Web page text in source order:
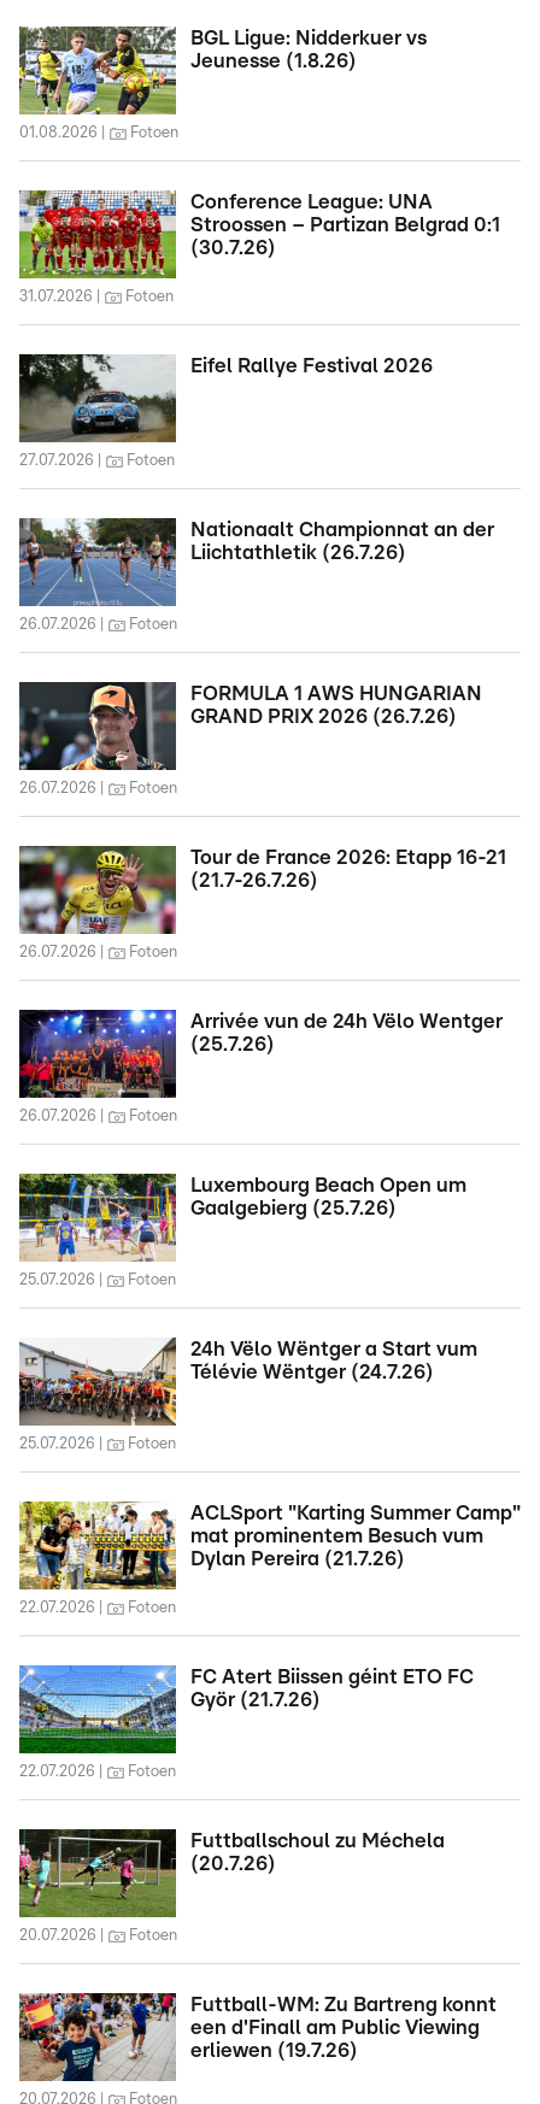
BGL Ligue: Nidderkuer vs
Jeunesse (1.8.26)
01.08.2026 Fotoen
Conference League: UNA
Stroossen – Partizan Belgrad 0:1
(30.7.26)
31.07.2026 Fotoen
Eifel Rallye Festival 2026
27.07.2026 Fotoen
Nationaalt Championnat an der
Liichtathletik (26.7.26)
26.07.2026 Fotoen
FORMULA 1 AWS HUNGARIAN
GRAND PRIX 2026 (26.7.26)
26.07.2026 Fotoen
Tour de France 2026: Etapp 16-21
(21.7-26.7.26)
26.07.2026 Fotoen
Arrivée vun de 24h Vëlo Wentger
(25.7.26)
26.07.2026 Fotoen
Luxembourg Beach Open um
Gaalgebierg (25.7.26)
25.07.2026 Fotoen
24h Vëlo Wëntger a Start vum
Télévie Wëntger (24.7.26)
25.07.2026 Fotoen
ACLSport "Karting Summer Camp"
mat prominentem Besuch vum
Dylan Pereira (21.7.26)
22.07.2026 Fotoen
FC Atert Biissen géint ETO FC
Györ (21.7.26)
22.07.2026 Fotoen
Futtballschoul zu Méchela
(20.7.26)
20.07.2026 Fotoen
Futtball-WM: Zu Bartreng konnt
een d'Finall am Public Viewing
erliewen (19.7.26)
20.07.2026 Fotoen